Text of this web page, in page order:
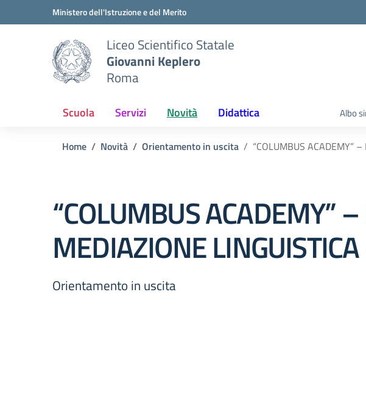
Vai ai contenuti
Vai al menu di navigazioneMinistero dell'Istruzione e del Merito
Liceo Scientifico Statale
Giovanni Keplero
Roma
Scuola Servizi Novità Didattica Albo
Home Novità Orientamento in uscita “COLUMBUS ACADEMY”
“COLUMBUS ACADEMY”
MEDIAZIONE
Orientamento in uscita